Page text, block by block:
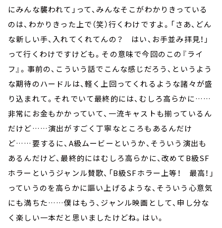
にみんな襲われて」って、みんなそこがわかりきっている
のは、わかりきった上で（笑）行くわけですよ。「さあ、どん
な新しい手、入れてくれてんの？ はい、お手並み拝見！」
って行くわけですけども。その意味で今回のこの『ライ
フ』。事前の、こういう話でこんな感じだろう、というよう
な期待のハードルは、軽く上回ってくれるような諸々が盛
り込まれて。それでいて最終的には、むしろ高らかに……
非常にお金もかかっていて、一流キャストも揃っているん
だけど……演出がすごく丁寧なところもあるんだけ
ど……要するに、A級ムービーというか、そういう演出も
あるんだけど、最終的にはむしろ高らかに、改めてB級SF
ホラーというジャンル賛歌、「B級SFホラー上等！ 最高！」
っていうのを高らかに謳い上げるような、そういう心意気
にも満ちた……僕はもう、ジャンル映画として、申し分な
く楽しい一本だと思いましたけどね。はい。